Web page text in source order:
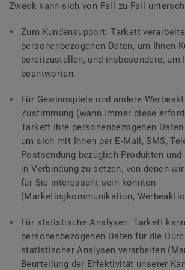
Zweck kann sich von Fall zu Fall
Zum Kundensupport: Tarkett
personenbezogenen Daten, um Ihnen
bereitzustellen, und insbesondere, um
beantworten.
Für Gewinnspiele und andere
Zustimmung (wann immer diese
Tarkett Ihre personenbezogenen
um sich mit Ihnen per E-Mail, SMS,
Postsendung bezüglich Produkten
in Verbindung zu setzen, von denen
für Sie interessant sein könnten
(Marketingkommunikation,
Für statistische Analysen: Tarkett
personenbezogenen Daten für die
statistischer Analysen verarbeiten
Beurteilung der Effektivität unserer